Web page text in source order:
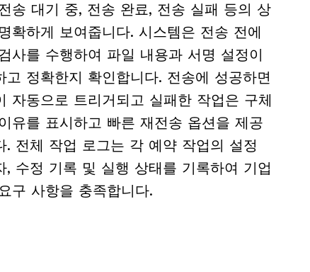
송 대기 중, 전송 완료, 전송 실패 등의 상
확하게 보여줍니다. 시스템은 전송 전에
사를 수행하여 파일 내용과 서명 설정이
고 정확한지 확인합니다. 전송에 성공하면
자동으로 트리거되고 실패한 작업은 구체
유를 표시하고 빠른 재전송 옵션을 제공
. 전체 작업 로그는 각 예약 작업의 설정
, 수정 기록 및 실행 상태를 기록하여 기업
구 사항을 충족합니다.